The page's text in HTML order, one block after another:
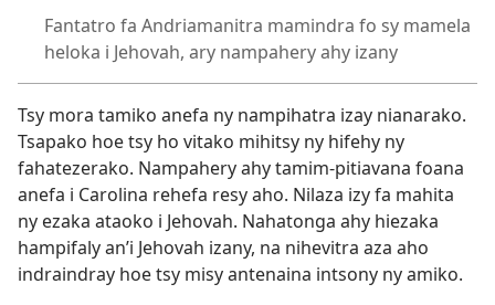
Fantatro fa Andriamanitra mamindra fo sy mamela
heloka i Jehovah, ary nampahery ahy izany
Tsy mora tamiko anefa ny nampihatra izay nianarako.
Tsapako hoe tsy ho vitako mihitsy ny hifehy ny
fahatezerako. Nampahery ahy tamim-pitiavana foana
anefa i Carolina rehefa resy aho. Nilaza izy fa mahita
ny ezaka ataoko i Jehovah. Nahatonga ahy hiezaka
hampifaly an’i Jehovah izany, na nihevitra aza aho
indraindray hoe tsy misy antenaina intsony ny amiko.